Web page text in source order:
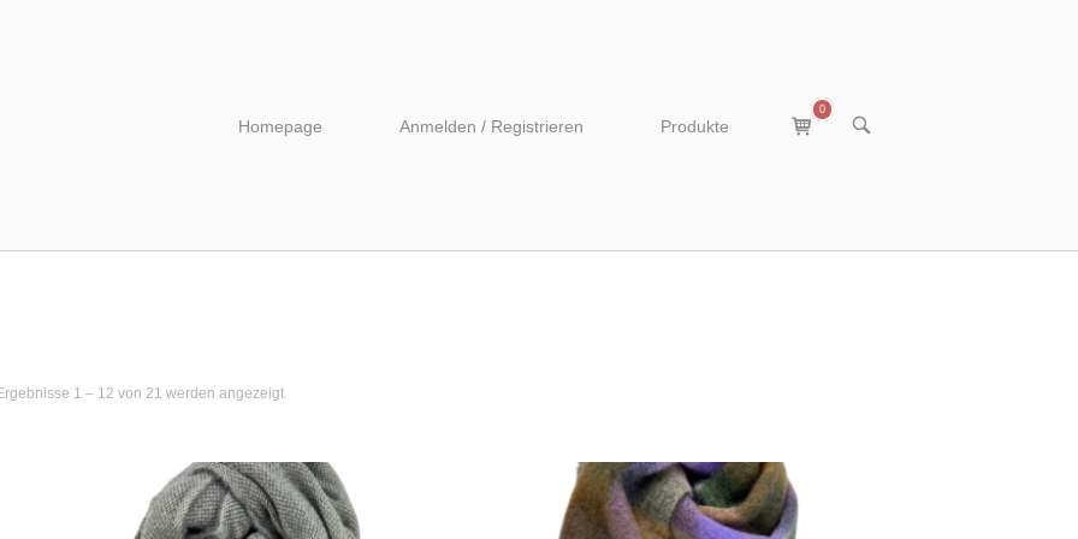
Homepage Anmelden / Registrieren Produkte
View0
OPEN
SEARCH
1 – 12 von 21 werden angezeigtNach